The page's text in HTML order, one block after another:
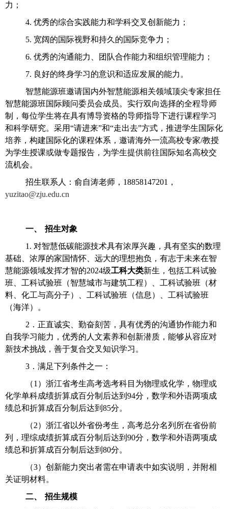
力；
4. 优秀的综合实践能力和学科交叉创新能力；
5. 宽阔的国际视野和持久的国际竞争力；
6. 优秀的沟通能力、团队合作能力和组织管理能力；
7. 良好的终身学习的意识和适应发展的能力。
智慧能源班邀请国内外智慧能源相关领域顶尖专家担任
智慧能源班国际顾问委员会成员。实行双向选择的全程导师
制，每位学生将在具有博导资格的导师指导下进行课程学习
和科学研究。采用“请进来”和“走出去”方式，推进学生国际化
培养，构建国际化的课程体系，邀请海外一流高校专家/教授
为学生授课或做专题报告，为学生提供前往国际知名高校交
流机会。
招生联系人：俞自涛老师， 18858147201 ，
yuzitao@zju.edu.cn
一、
招生对象
1. 对智慧低碳能源技术具有浓厚兴趣，具有坚实的数理
基础、浓厚的家国情怀、远大的理想抱负，有志于未来在智
慧能源领域发挥才智的2024级工科大类新生，包括工科试验
班、工科试验班（智慧城市与建筑工程）、工科试验班（材
料、化工与高分子）、工科试验班（信息）、工科试验班
（海洋）。
2 ．正直诚实、勤奋刻苦，具有优秀的沟通协作能力和
自我学习能力，优秀的人文素养和创新潜质，能够从容应对
新技术挑战，善于复合交叉知识学习。
3 ．满足下列条件之一：
（1 ）浙江省考生高考选考科目为物理或化学，物理或
化学单科成绩折算成百分制后达到 94分，数学和外语两项成
绩总和折算成百分制后达到 85分。
（2）浙江省以外省份考生，高考总分名列所在省份前
列，理综成绩折算成百分制后达到 90分，数学和外语两项成
绩总和折算成百分制后达到 80分。
（3）创新能力突出者需在申请表中如实说明，并附相
关证明材料。
二、
招生规模